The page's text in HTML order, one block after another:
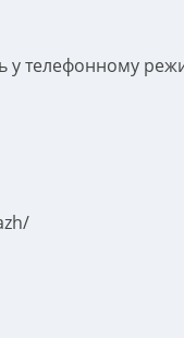
у телефонному